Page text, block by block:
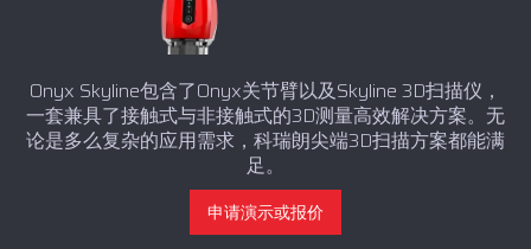
Onyx Skyline包含了Onyx关节臂以及Skyline 3D扫描仪，
一套兼具了接触式与非接触式的3D测量高效解决方案。无
论是多么复杂的应用需求，科瑞朗尖端3D扫描方案都能满
足。
申请演示或报价